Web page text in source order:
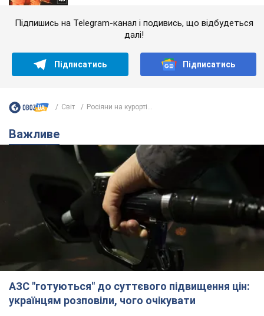
Підпишись на Telegram-канал і подивись, що відбудеться
далі!
Підписатись Підписатись
Світ Росіяни на курорті...
Важливе
АЗС "готуються" до суттєвого підвищення цін:
українцям розповіли, чого очікувати